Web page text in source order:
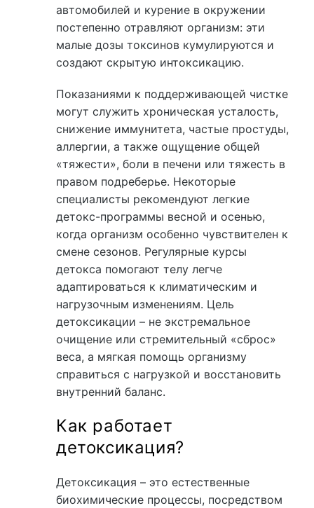
автомобилей и курение в окружении
постепенно отравляют организм: эти
малые дозы токсинов кумулируются и
создают скрытую интоксикацию.
Показаниями к поддерживающей чистке
могут служить хроническая усталость,
снижение иммунитета, частые простуды,
аллергии, а также ощущение общей
«тяжести», боли в печени или тяжесть в
правом подреберье. Некоторые
специалисты рекомендуют легкие
детокс-программы весной и осенью,
когда организм особенно чувствителен к
смене сезонов. Регулярные курсы
детокса помогают телу легче
адаптироваться к климатическим и
нагрузочным изменениям. Цель
детоксикации – не экстремальное
очищение или стремительный «сброс»
веса, а мягкая помощь организму
справиться с нагрузкой и восстановить
внутренний баланс.
Как работает
детоксикация?
Детоксикация – это естественные
биохимические процессы, посредством